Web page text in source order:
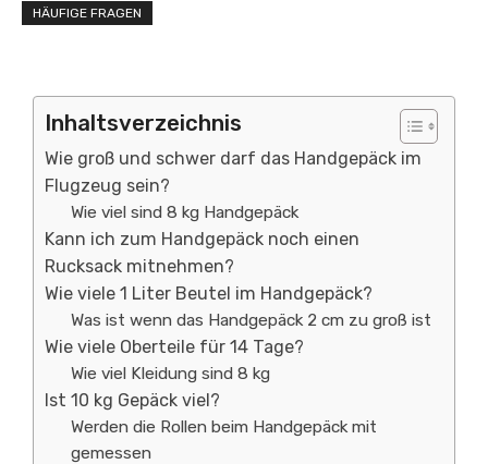
HÄUFIGE FRAGEN
Inhaltsverzeichnis
Wie groß und schwer darf das Handgepäck im
Flugzeug sein?
Wie viel sind 8 kg Handgepäck
Kann ich zum Handgepäck noch einen
Rucksack mitnehmen?
Wie viele 1 Liter Beutel im Handgepäck?
Was ist wenn das Handgepäck 2 cm zu groß ist
Wie viele Oberteile für 14 Tage?
Wie viel Kleidung sind 8 kg
Ist 10 kg Gepäck viel?
Werden die Rollen beim Handgepäck mit
gemessen